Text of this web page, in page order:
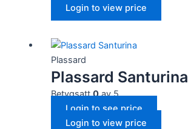
Login to view price
Plassard
Plassard Santurina
Betygsatt0av 5
Login to see price
Login to view price